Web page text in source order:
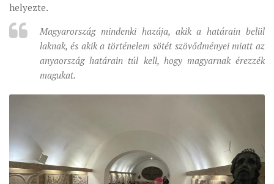
helyezte.
Magyarország mindenki hazája, akik a határain belül
laknak, és akik a történelem sötét szövődményei miatt az
anyaország határain túl kell, hogy magyarnak érezzék
magukat.